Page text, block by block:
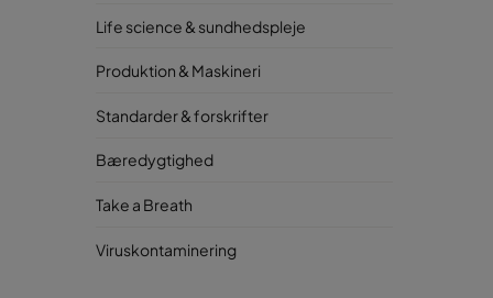
Life science & sundhedspleje
Produktion & Maskineri
Standarder & forskrifter
Bæredygtighed
Take a Breath
Viruskontaminering